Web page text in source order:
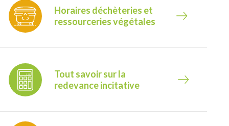
Horaires déchèteries et
ressourceries végétales
Tout savoir sur la
redevance incitative